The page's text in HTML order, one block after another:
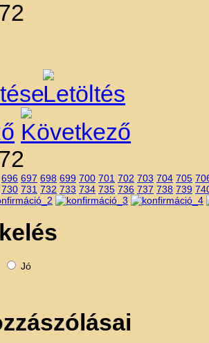
696 697 698 699 700 701 702 703 704 705
730 731 732 733 734 735 736 737 738 739
Jó